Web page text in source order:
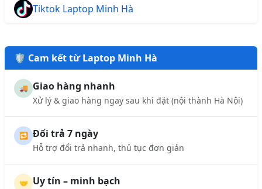
Tiktok Laptop Minh Hà
🛡️ Cam kết từ Laptop Minh Hà
🚚 Giao hàng nhanh
Xử lý & giao hàng ngay sau khi đặt (nội thành Hà Nội)
🔁 Đổi trả 7 ngày
Hỗ trợ đổi trả nhanh, thủ tục đơn giản
🤝 Uy tín – minh bạch